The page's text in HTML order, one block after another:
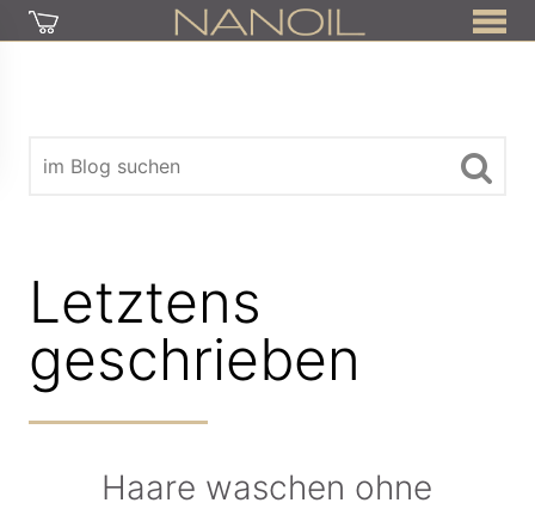
Letztens
geschrieben
Haare waschen ohne